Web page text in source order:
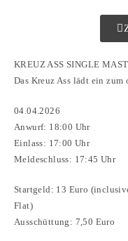
KREUZ ASS SINGLE
Das Kreuz Ass lädt ein
04.04.2026
Anwurf: 18:00 Uhr
Einlass: 17:00 Uhr
Meldeschluss: 17:45 Uhr
Startgeld: 13 Euro
Flat)
Ausschüttung: 7,50 Euro